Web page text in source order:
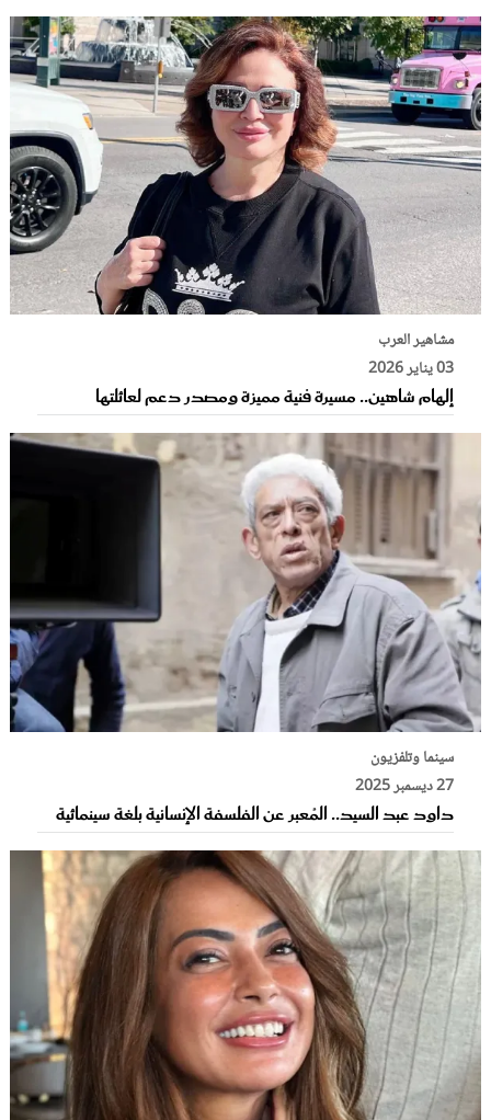
مشاهير العرب
03 يناير 2026
إلهام شاهين.. مسيرة فنية مميزة ومصدر دعم لعائلتها
سينما وتلفزيون
27 ديسمبر 2025
داود عبد السيد.. المُعبر عن الفلسفة الإنسانية بلغة سينمائية